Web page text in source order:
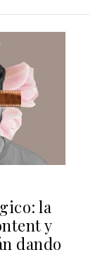
la
y
dando